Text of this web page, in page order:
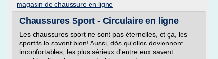
magasin de chaussure en ligne
Chaussures Sport - Circulaire en ligne
Les chaussures sport ne sont pas éternelles, et ça, les
sportifs le savent bien! Aussi, dès qu'elles deviennent
inconfortables, les plus sérieux d'entre eux savent